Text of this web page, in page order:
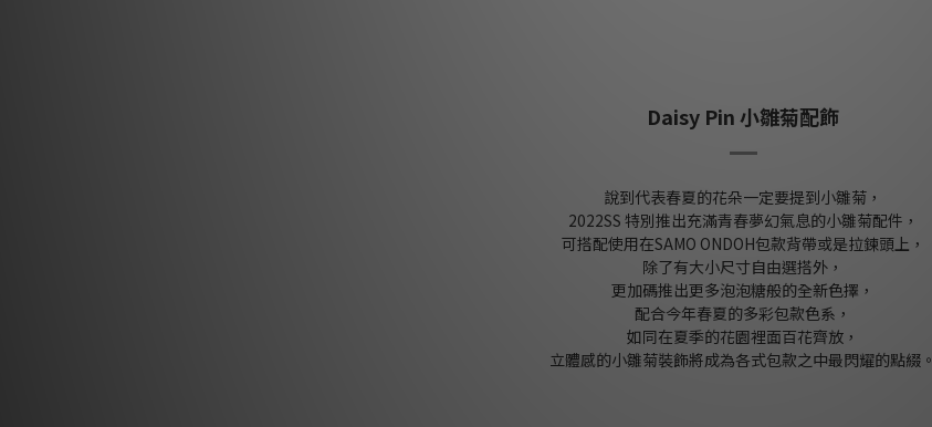
Daisy Pin 小雛菊配飾
說到代表春夏的花朵一定要提到小雛菊，
2022SS 特別推出充滿青春夢幻氣息的小雛菊配件，
可搭配使用在SAMO ONDOH包款背帶或是拉鍊頭上，
除了有大小尺寸自由選搭外，
更加碼推出更多泡泡糖般的全新色擇，
配合今年春夏的多彩包款色系，
如同在夏季的花園裡面百花齊放，
立體感的小雛菊裝飾將成為各式包款之中最閃耀的點綴。